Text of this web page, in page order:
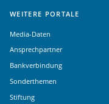
WEITERE PORTALE
Media-Daten
Ansprechpartner
Bankverbindung
Sonderthemen
Stiftung